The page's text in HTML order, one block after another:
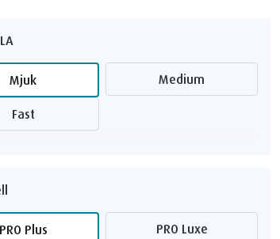
Mjuk Medium
Fast
PRO Plus
PRO Luxe